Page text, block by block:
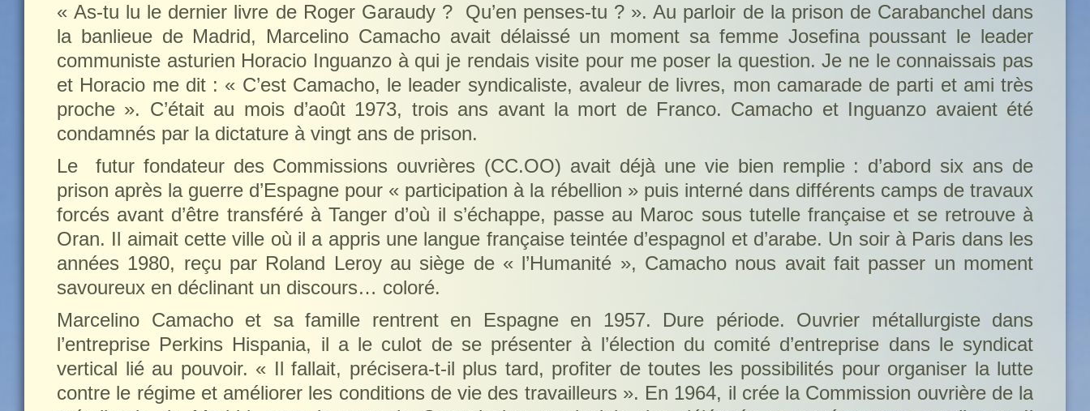
« As-tu lu le dernier livre de Roger Garaudy ? Qu’en penses-tu ? ». Au parloir de la prison de Carabanchel dans
la banlieue de Madrid, Marcelino Camacho avait délaissé un moment sa femme Josefina poussant le leader
communiste asturien Horacio Inguanzo à qui je rendais visite pour me poser la question. Je ne le connaissais pas
et Horacio me dit : « C’est Camacho, le leader syndicaliste, avaleur de livres, mon camarade de parti et ami très
proche ». C’était au mois d’août 1973, trois ans avant la mort de Franco. Camacho et Inguanzo avaient été
condamnés par la dictature à vingt ans de prison.
Le
futur fondateur des Commissions ouvrières (CC.OO) avait déjà une vie bien remplie : d’abord six ans de
prison après la guerre d’Espagne pour « participation à la rébellion » puis interné dans différents camps de travaux
forcés avant d’être transféré à Tanger d’où il s’échappe, passe au Maroc sous tutelle française et se retrouve à
Oran. Il aimait cette ville où il a appris une langue française teintée d’espagnol et d’arabe. Un soir à Paris dans les
années 1980, reçu par Roland Leroy au siège de « l’Humanité », Camacho nous avait fait passer un moment
savoureux en déclinant un discours… coloré.
Marcelino Camacho et sa famille rentrent en Espagne en 1957. Dure période. Ouvrier métallurgiste dans
l’entreprise Perkins Hispania, il a le culot de se présenter à l’élection du comité d’entreprise dans le syndicat
vertical lié au pouvoir. « Il fallait, précisera-t-il plus tard, profiter de toutes les possibilités pour organiser la lutte
contre le régime et améliorer les conditions de vie des travailleurs ». En 1964, il crée la Commission ouvrière de la